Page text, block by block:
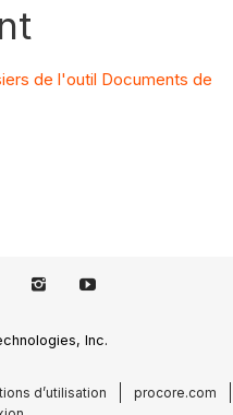
de l'outil Documents de
Inc.
d’utilisation
procore.com